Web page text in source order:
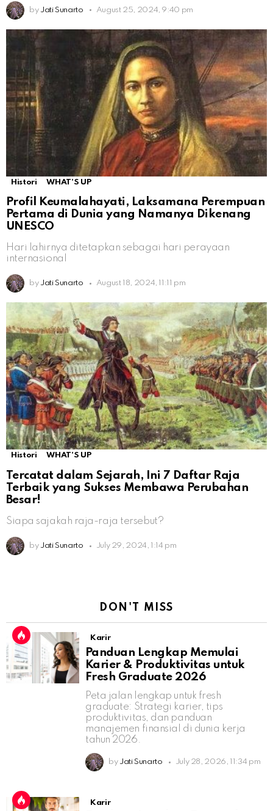
by Jati Sunarto August 25, 2024, 9:40 pm
Histori WHAT'S UP
Profil Keumalahayati, Laksamana Perempuan
Pertama di Dunia yang Namanya Dikenang
UNESCO
Hari lahirnya ditetapkan sebagai hari perayaan
internasional
by Jati Sunarto August 18, 2024, 11:11 pm
Histori WHAT'S UP
Tercatat dalam Sejarah, Ini 7 Daftar Raja
Terbaik yang Sukses Membawa Perubahan
Besar!
Siapa sajakah raja-raja tersebut?
by Jati Sunarto July 29, 2024, 1:14 pm
DON'T MISS
Karir
Panduan Lengkap Memulai
Karier & Produktivitas untuk
Fresh Graduate 2026
Peta jalan lengkap untuk fresh
graduate: Strategi karier, tips
produktivitas, dan panduan
manajemen finansial di dunia kerja
tahun 2026.
by Jati Sunarto July 28, 2026, 11:34 pm
Karir